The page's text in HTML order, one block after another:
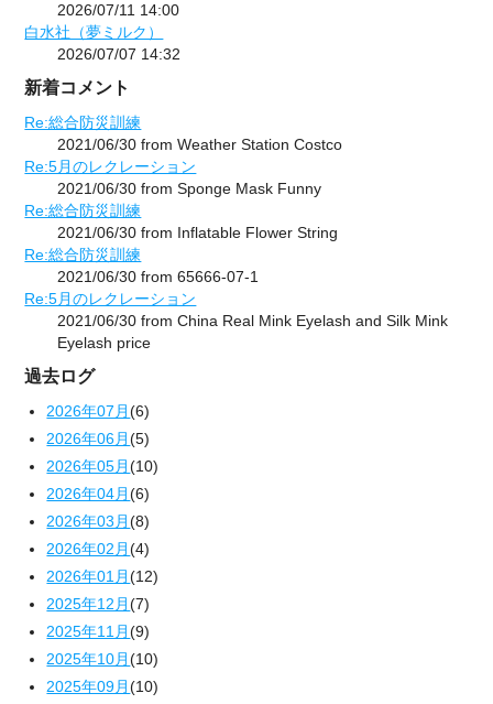
2026/07/11 14:00
白水社（夢ミルク）
2026/07/07 14:32
新着コメント
Re:総合防災訓練
2021/06/30 from Weather Station Costco
Re:5月のレクレーション
2021/06/30 from Sponge Mask Funny
Re:総合防災訓練
2021/06/30 from Inflatable Flower String
Re:総合防災訓練
2021/06/30 from 65666-07-1
Re:5月のレクレーション
2021/06/30 from China Real Mink Eyelash and Silk Mink
Eyelash price
過去ログ
2026年07月(6)
2026年06月(5)
2026年05月(10)
2026年04月(6)
2026年03月(8)
2026年02月(4)
2026年01月(12)
2025年12月(7)
2025年11月(9)
2025年10月(10)
2025年09月(10)